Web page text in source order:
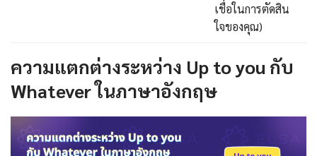
เชื่อในการตัดสิน
ใจของคุณ)
ความแตกต่างระหว่าง Up to you กับ
Whatever ในภาษาอังกฤษ